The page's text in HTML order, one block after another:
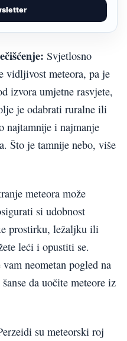
Svjetlosno
vidljivost meteora, pa je
izvora umjetne rasvjete,
je odabrati ruralne ili
najtamnije i najmanje
Što je tamnije nebo, više
meteora može
si udobnost
prostirku, ležaljku ili
leći i opustiti se.
neometan pogled na
da uočite meteore iz
su meteorski roj